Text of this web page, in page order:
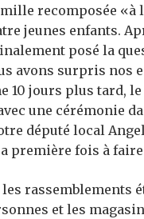
recomposée «à
jeunes enfants.
posé la
avons surpris nos
10 jours plus tard,
une cérémonie
député local
première fois à
les rassemblements
et les